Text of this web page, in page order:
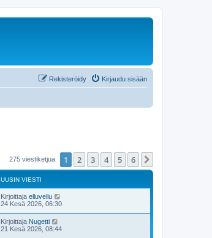
Kirjaudu sisään
Rekisteröidy
275 viestiketjua 1 2 3 4 5 6
UUSIN VIESTI
Kirjoittaja elluvellu
24 Kesä 2026, 06:30
Kirjoittaja Nugetti
21 Kesä 2026, 08:44